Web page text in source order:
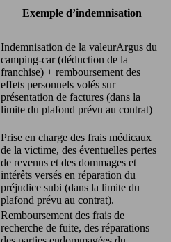
Exemple d’indemnisation
Indemnisation de la valeurArgus du
camping-car (déduction de la
franchise) + remboursement des
effets personnels volés sur
présentation de factures (dans la
limite du plafond prévu au contrat)
Prise en charge des frais médicaux
de la victime, des éventuelles pertes
de revenus et des dommages et
intérêts versés en réparation du
préjudice subi (dans la limite du
plafond prévu au contrat).
Remboursement des frais de
recherche de fuite, des réparations